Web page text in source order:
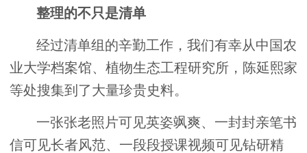
整理的不只是清单
经过清单组的辛勤工作，我们有幸从中国农
业大学档案馆、植物生态工程研究所，陈延熙家
等处搜集到了大量珍贵史料。
一张张老照片可见英姿飒爽、一封封亲笔书
信可见长者风范、一段段授课视频可见钻研精